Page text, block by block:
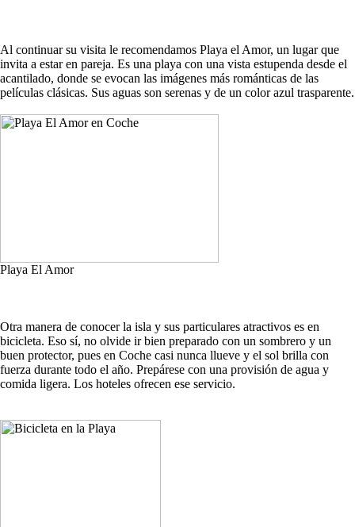
Al continuar su visita le recomendamos Playa el Amor, un lugar que
invita a estar en pareja. Es una playa con una vista estupenda desde el
acantilado, donde se evocan las imágenes más románticas de las
películas clásicas. Sus aguas son serenas y de un color azul trasparente.
Playa El Amor
Otra manera de conocer la isla y sus particulares atractivos es en
bicicleta. Eso sí, no olvide ir bien preparado con un sombrero y un
buen protector, pues en Coche casi nunca llueve y el sol brilla con
fuerza durante todo el año. Prepárese con una provisión de agua y
comida ligera. Los hoteles ofrecen ese servicio.